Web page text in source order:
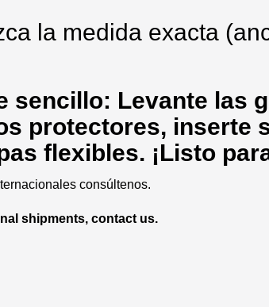
la medida exacta
sencillo: Levante las
protectores, inserte
flexibles. ¡Listo
consúltenos.
shipments, contact us.